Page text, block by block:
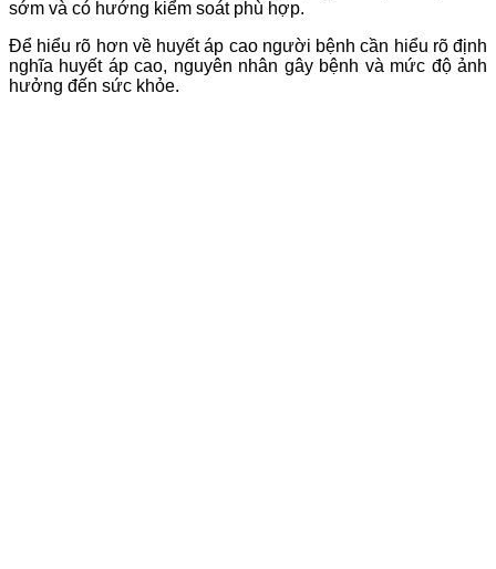
sớm và có hướng kiểm soát phù hợp.
Để hiểu rõ hơn về huyết áp cao người bệnh cần hiểu rõ định
nghĩa huyết áp cao, nguyên nhân gây bệnh và mức độ ảnh
hưởng đến sức khỏe.